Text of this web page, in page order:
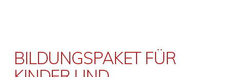
BILDUNGSPAKET FÜR